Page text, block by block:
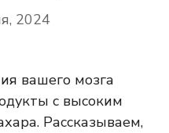
2024
вашего мозга
с высоким
Рассказываем,